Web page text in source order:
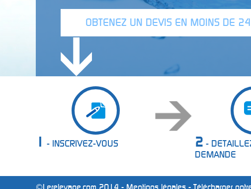
OBTENEZ UN DEVIS EN MOINS DE
- INSCRIVEZ-VOUS 2 -
DEMANDE
©Lerelevage.com 2014 - Mentions légales - Télécharger